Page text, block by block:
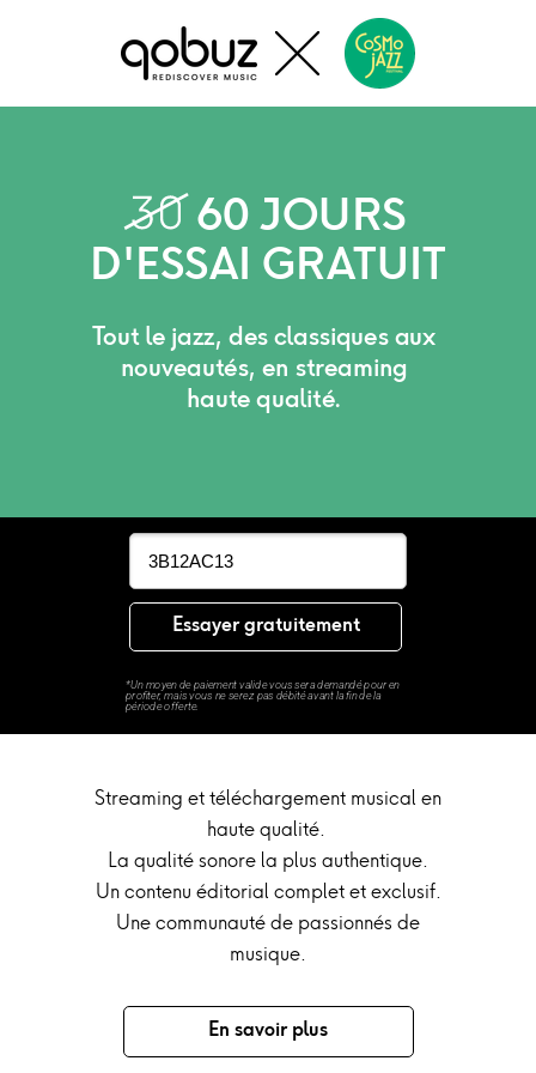
Essayer gratuitement
*Un moyen de paiement valide vous sera demandé pour en
profiter,mais vous ne serez pas débité avant la fin de la
période offerte.
Tout le jazz, des classiques aux
nouveautés, en streaming
haute qualité.
60 JOURS
D'ESSAI GRATUIT
Streaming et téléchargement musical en
haute qualité.
La qualité sonore la plus authentique.
Un contenu éditorial complet et exclusif.
Une communauté de passionnés de
musique.
En savoir plus